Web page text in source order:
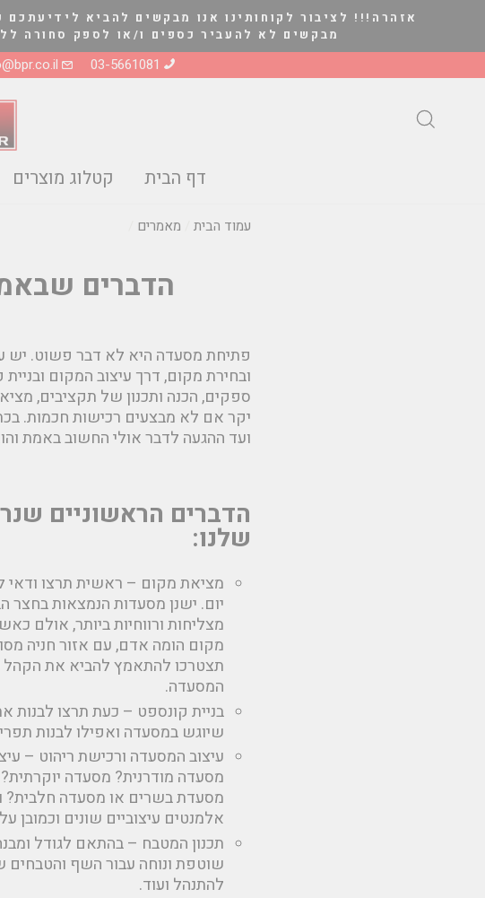
אזהרה!!! לציבור לקוחותינו אנו מבקשים להביא
מבקשים לא להעביר כספים ו/או לספק סחורה ללא אימות
03-5661081
דף הבית קטלוג מוצרים
עמוד הבית מאמרים
הדברים
פתיחת מסעדה היא לא דבר פשוט. יש
ובחירת מקום, דרך עיצוב המקום
ספקים, הכנה ותכנון של תקציבים,
יקר אם לא מבצעים רכישות חכמות.
ועד ההגעה לדבר אולי החשוב באמת
הדברים הראשוניים
שלנו:
מציאת מקום – ראשית תרצו ודאי
יום. ישנן מסעדות הנמצאות
מצליחות ורווחיות ביותר, אולם
מקום הומה אדם, עם אזור חניה
תצטרכו להתאמץ להביא את הקהל
המסעדה.
בניית קונספט – כעת תרצו
שיוגש במסעדה ואפילו לבנות
עיצוב המסעדה ורכישת ריהוט –
מסעדה מודרנית? מסעדה
מסעדת בשרים או מסעדה חלבית?
אלמנטים עיצוביים שונים וכמובן
תכנון המטבח – בהתאם לגודל
שוטפת ונוחה עבור השף והטבחים
להתנהל ועוד.